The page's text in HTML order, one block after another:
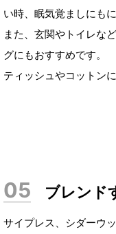
い時、眠気覚ましにも
また、玄関やトイレな
グにもおすすめです。
ティッシュやコットン
ブレンド
サイプレス、シダーウ